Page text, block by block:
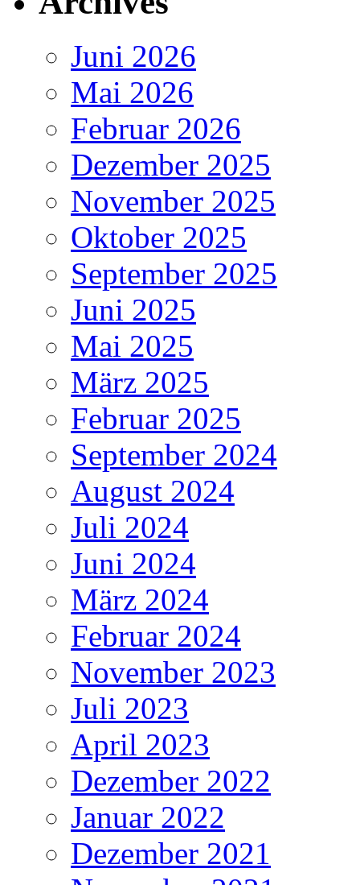
Juni 2026
Mai 2026
Februar 2026
Dezember 2025
November 2025
Oktober 2025
September 2025
Juni 2025
Mai 2025
März 2025
Februar 2025
September 2024
August 2024
Juli 2024
Juni 2024
März 2024
Februar 2024
November 2023
Juli 2023
April 2023
Dezember 2022
Januar 2022
Dezember 2021